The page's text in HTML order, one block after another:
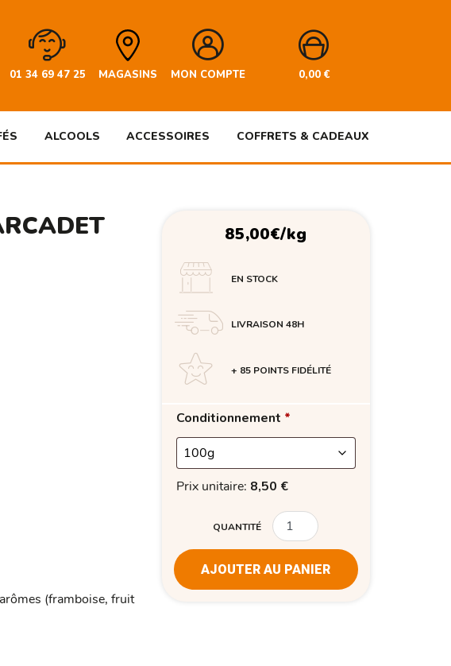
01 34 69 47 25 MAGASINS MON COMPTE 0,00€
ALCOOLS ACCESSOIRES COFFRETS & CADEAUX
(framboise, fruit
85,00€/kg
EN STOCK
LIVRAISON 48H
+ 85 POINTS FIDÉLITÉ
Conditionnement *
Prix unitaire: 8,50 €
QUANTITÉ
AJOUTER AU PANIER